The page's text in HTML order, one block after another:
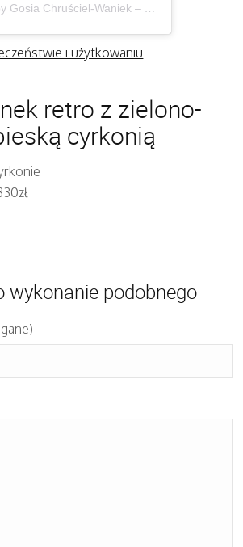
A post shared by Gosia Chruściel-Waniek – Biżuteria (@gosiawaniek)
i użytkowaniu
retro z zielono-
cyrkonią
wykonanie podobnego